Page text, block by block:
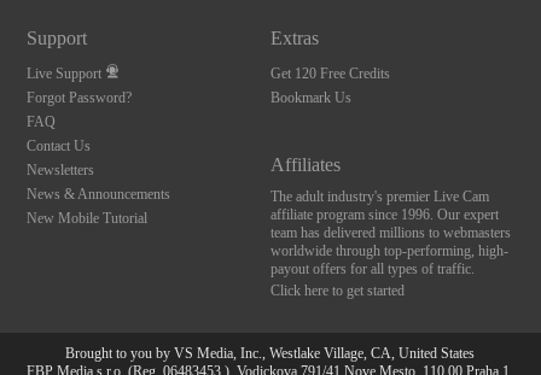
Support
Live Support
Forgot Password?
FAQ
Contact Us
Newsletters
News & Announcements
New Mobile Tutorial
Extras
Get 120 Free Credits
Bookmark Us
Affiliates
The adult industry's premier Live Cam
affiliate program since 1996. Our expert
team has delivered millions to webmasters
worldwide through top-performing, high-
payout offers for all types of traffic.
Click here to get started
Brought to you by VS Media, Inc., Westlake Village, CA, United States
FBP Media s.r.o. (Reg. 06483453 ), Vodickova 791/41 Nove Mesto, 110 00 Praha 1,